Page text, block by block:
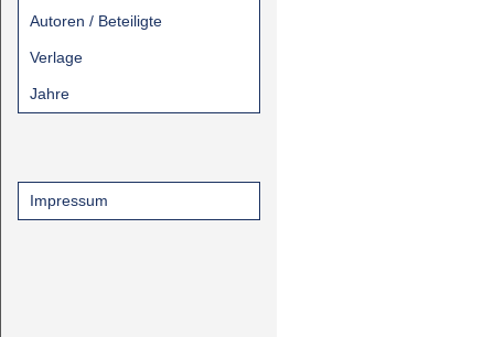
Autoren / Beteiligte
Verlage
Jahre
Impressum